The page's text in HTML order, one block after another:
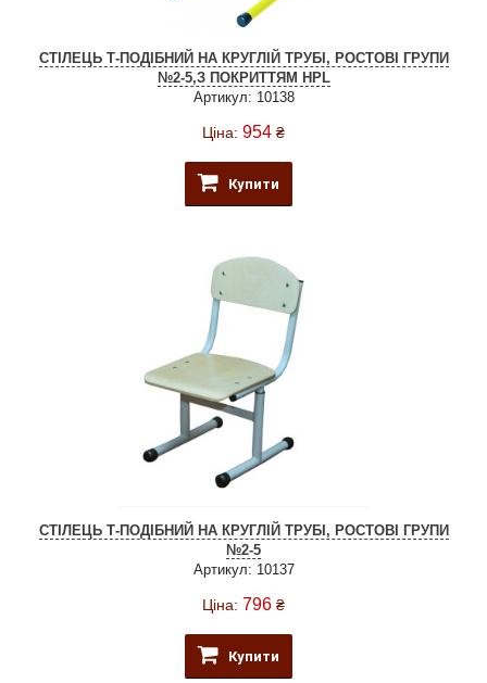
СТІЛЕЦЬ Т-ПОДІБНИЙ НА КРУГЛІЙ ТРУБІ, РОСТОВІ ГРУПИ
№2-5,З ПОКРИТТЯМ HPL
Артикул: 10138
Ціна: 954 ₴
Купити
СТІЛЕЦЬ Т-ПОДІБНИЙ НА КРУГЛІЙ ТРУБІ, РОСТОВІ ГРУПИ
№2-5
Артикул: 10137
Ціна: 796 ₴
Купити